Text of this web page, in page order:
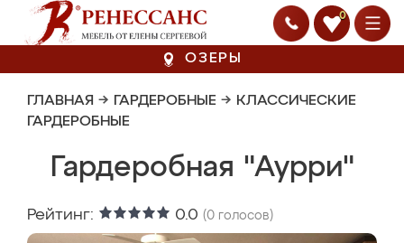
0
ОЗЕРЫ
ГЛАВНАЯ → ГАРДЕРОБНЫЕ → КЛАССИЧЕСКИЕ
ГАРДЕРОБНЫЕ
Гардеробная "Аурри"
Рейтинг: 0.0 (0 голосов)